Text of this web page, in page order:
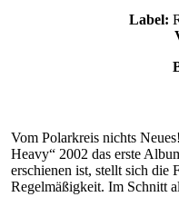
Label:
Vom Polarkreis nichts
Heavy“ 2002 das erste
erschienen ist, stellt sich die
Regelmäßigkeit. Im Schnitt